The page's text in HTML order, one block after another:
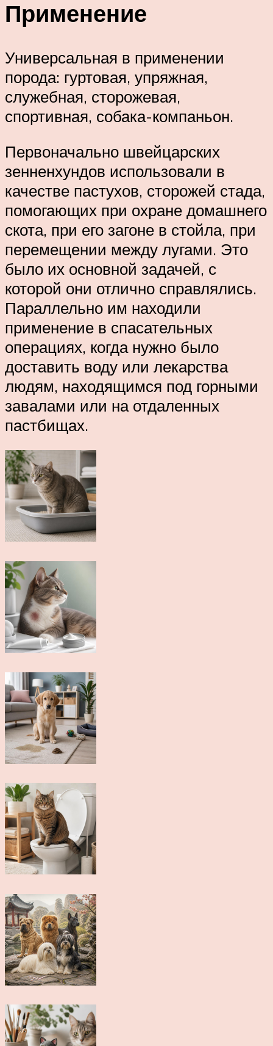
Применение
Универсальная в применении
порода: гуртовая, упряжная,
служебная, сторожевая,
спортивная, собака-компаньон.
Первоначально швейцарских
зенненхундов использовали в
качестве пастухов, сторожей стада,
помогающих при охране домашнего
скота, при его загоне в стойла, при
перемещении между лугами. Это
было их основной задачей, с
которой они отлично справлялись.
Параллельно им находили
применение в спасательных
операциях, когда нужно было
доставить воду или лекарства
людям, находящимся под горными
завалами или на отдаленных
пастбищах.